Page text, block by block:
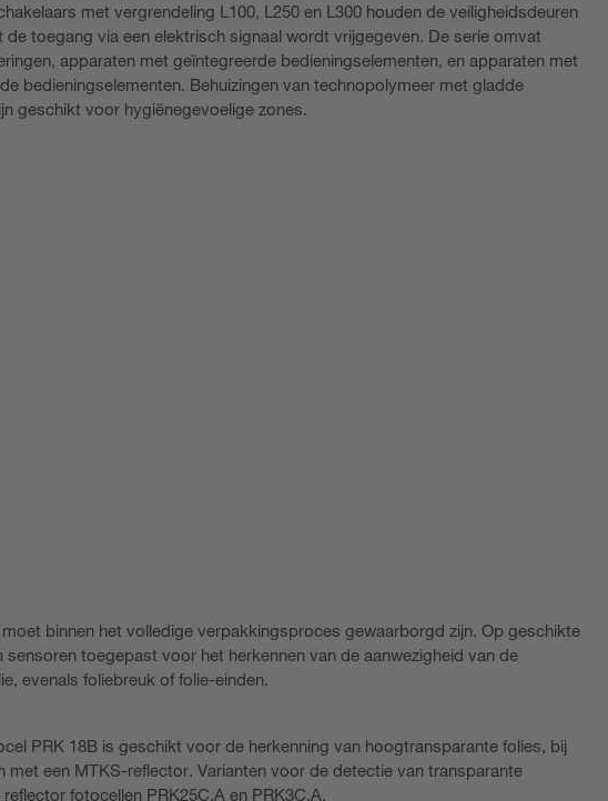
met vergrendeling L100, L250 en L300 houden de veiligheidsdeuren
toegang via een elektrisch signaal wordt vrijgegeven. De serie omvat
apparaten met geïntegreerde bedieningselementen, en apparaten met
bedieningselementen. Behuizingen van technopolymeer met gladde
geschikt voor hygiënegevoelige zones.
binnen het volledige verpakkingsproces gewaarborgd zijn. Op geschikte
sensoren toegepast voor het herkennen van de aanwezigheid van de
evenals foliebreuk of folie-einden.
PRK 18B is geschikt voor de herkenning van hoogtransparante folies, bij
met een MTKS-reflector. Varianten voor de detectie van transparante
fotocellen PRK25C.A en PRK3C.A.